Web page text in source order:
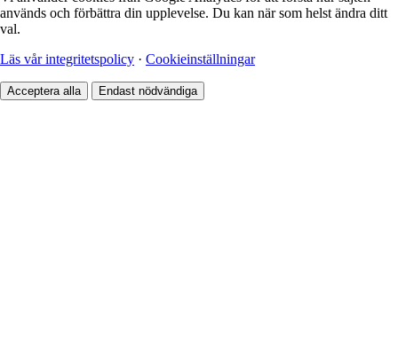
används och förbättra din upplevelse. Du kan när som helst ändra ditt
val.
Läs vår integritetspolicy · Cookieinställningar
Acceptera alla Endast nödvändiga